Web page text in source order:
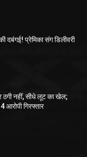
दबंगई! प्रेमिका संग डिलीवरी
ठगी नहीं, सीधे लूट का खेल;
आरोपी गिरफ्तार